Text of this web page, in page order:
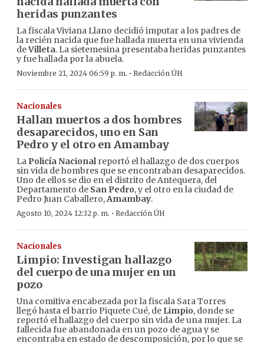
heridas punzantes
La fiscala Viviana Llano decidió imputar a los padres de
la recién nacida que fue hallada muerta en una vivienda
deVilleta. La sietemesina presentaba heridas punzantes
y fue hallada por la abuela.
Noviembre 21, 2024 06:59 p. m. · Redacción ÚH
Nacionales
Hallan muertos a dos hombres
desaparecidos, uno en San
Pedro y el otro en Amambay
La Policía Nacionalreportó el hallazgo de dos cuerpos
sin vida de hombres que se encontraban desaparecidos.
Uno de ellos se dio en el distrito de Antequera, del
Departamento de San Pedro, y el otro en la ciudad de
Pedro Juan Caballero,Amambay.
Agosto 10, 2024 12:32 p. m. · Redacción ÚH
Nacionales
Limpio: Investigan hallazgo
del cuerpo de una mujer en un
pozo
Una comitiva encabezada por la fiscala Sara Torres
llegó hasta el barrio Piquete Cué, de Limpio, donde se
reportó el hallazgo del cuerpo sin vida de una mujer. La
fallecida fue abandonada en un pozo de agua y se
encontraba en estado de descomposición, por lo que se